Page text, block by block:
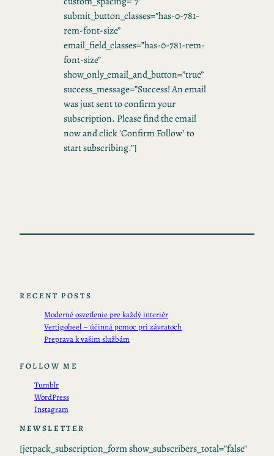
submit_button_classes=”has-0-781-
rem-font-size”
email_field_classes=”has-0-781-rem-
font-size”
show_only_email_and_button=”true”
success_message=”Success! An email
was just sent to confirm your
subscription. Please find the email
now and click 'Confirm Follow' to
start subscribing.”]
RECENT POSTS
Moderné osvetlenie pre každý interiér
Vertigoheel – účinná pomoc pri závratoch
Preprava k vašim službám
FOLLOW ME
Tumblr
WordPress
Instagram
NEWSLETTER
[jetpack_subscription_form show_subscribers_total=”false”